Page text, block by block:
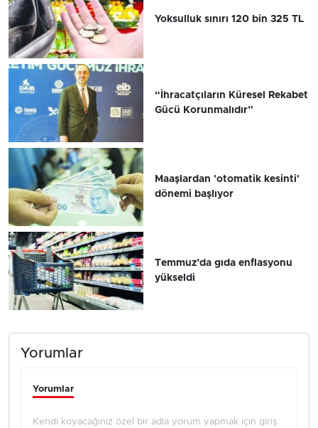
Yoksulluk sınırı 120 bin 325 TL
“İhracatçıların Küresel Rekabet
Gücü Korunmalıdır”
Maaşlardan 'otomatik kesinti'
dönemi başlıyor
Temmuz’da gıda enflasyonu
yükseldi
Yorumlar
Yorumlar
Kendi koyacağınız özel bir adla yorum yapmak için giriş